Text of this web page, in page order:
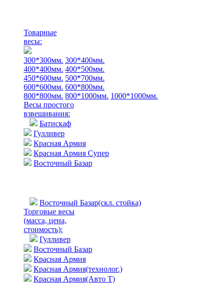
Товарные
весы:
300*300мм. 300*400мм.
400*400мм. 400*500мм.
450*600мм. 500*700мм.
600*600мм. 600*800мм.
800*800мм. 800*1000мм. 1000*1000мм.
Весы простого
взвешивания:
Батискаф
Гулливер
Красная Армия
Красная Армия Супер
Восточный Базар
Восточный Базар(скл. стойка)
Торговые весы
(масса, цена,
стоимость):
Гулливер
Восточный Базар
Красная Армия
Красная Армия(технолог.)
Красная Армия(Авто Т)